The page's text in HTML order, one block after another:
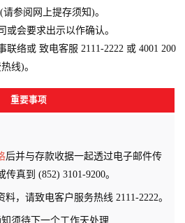
参阅网上提存须知)。
或会要求出示以作确认。
络或 致电客服 2111-2222 或 4001 200
线)。
重要事项
后并与存款收据一起透过电子邮件传
传真到 (852) 3101-9200。
，请致电客户服务热线 2111-2222。
须待下一个工作天处理